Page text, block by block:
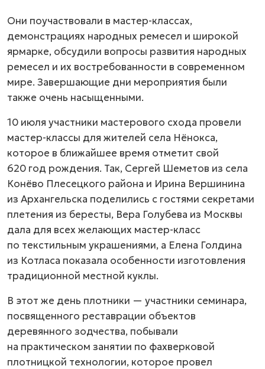
Они поучаствовали в мастер-классах,
демонстрациях народных ремесел и широкой
ярмарке, обсудили вопросы развития народных
ремесел и их востребованности в современном
мире. Завершающие дни мероприятия были
также очень насыщенными.
10 июля участники мастерового схода провели
мастер-классы для жителей села Нёнокса,
которое в ближайшее время отметит свой
620 год рождения. Так, Сергей Шеметов из села
Конёво Плесецкого района и Ирина Вершинина
из Архангельска поделились с гостями секретами
плетения из бересты, Вера Голубева из Москвы
дала для всех желающих мастер-класс
по текстильным украшениями, а Елена Голдина
из Котласа показала особенности изготовления
традиционной местной куклы.
В этот же день плотники — участники семинара,
посвященного реставрации объектов
деревянного зодчества, побывали
на практическом занятии по фахверковой
плотницкой технологии, которое провел